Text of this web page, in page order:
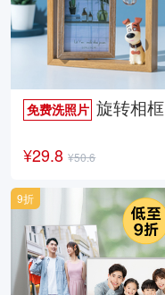
免费洗照片 旋转相框
¥29.8 ¥50.6
9折